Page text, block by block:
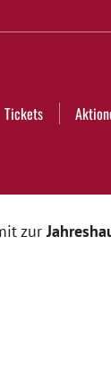
Tickets
zur
Löwen.tv